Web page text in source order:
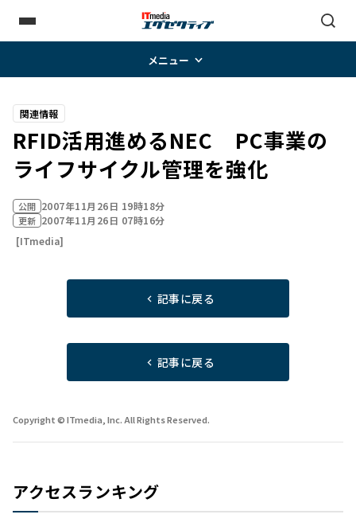
メニュー
関連情報
RFID活用進めるNEC PC事業の
ライフサイクル管理を強化
公開 2007年11月26日 19時18分
更新 2007年11月26日 07時16分
[ITmedia]
記事に戻る
記事に戻る
Copyright © ITmedia, Inc. All Rights Reserved.
アクセスランキング